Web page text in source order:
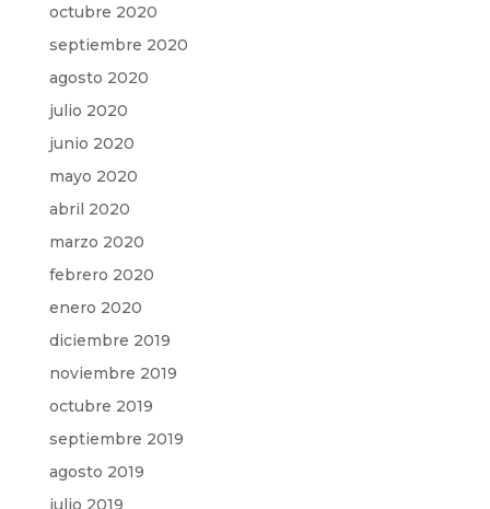
octubre 2020
septiembre 2020
agosto 2020
julio 2020
junio 2020
mayo 2020
abril 2020
marzo 2020
febrero 2020
enero 2020
diciembre 2019
noviembre 2019
octubre 2019
septiembre 2019
agosto 2019
julio 2019